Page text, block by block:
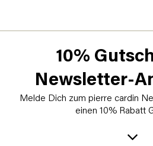
10%
Newsletter-
Melde Dich zum pierre cardin
einen 10% Rabatt